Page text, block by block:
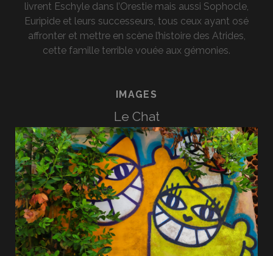
livrent Eschyle dans l’Orestie mais aussi Sophocle,
Euripide et leurs successeurs, tous ceux ayant osé
affronter et mettre en scène l’histoire des Atrides,
cette famille terrible vouée aux gémonies.
IMAGES
Le Chat